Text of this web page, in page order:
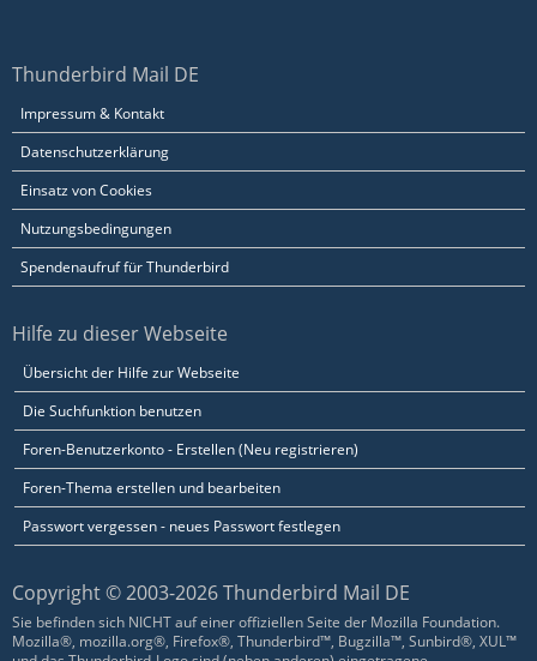
Thunderbird Mail DE
Impressum & Kontakt
Datenschutzerklärung
Einsatz von Cookies
Nutzungsbedingungen
Spendenaufruf für Thunderbird
Hilfe zu dieser Webseite
Übersicht der Hilfe zur Webseite
Die Suchfunktion benutzen
Foren-Benutzerkonto - Erstellen (Neu registrieren)
Foren-Thema erstellen und bearbeiten
Passwort vergessen - neues Passwort festlegen
Copyright © 2003-2026 Thunderbird Mail DE
Sie befinden sich NICHT auf einer offiziellen Seite der Mozilla Foundation.
Mozilla®, mozilla.org®, Firefox®, Thunderbird™, Bugzilla™, Sunbird®, XUL™